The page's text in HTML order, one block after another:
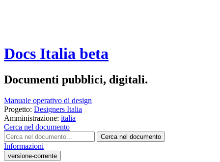
Docs Italia beta
Documenti pubblici, digitali.
Manuale operativo di design
Progetto: Designers Italia
Amministrazione: italia
Cerca nel documento
Cerca nel documento
Informazioni
versione-corrente